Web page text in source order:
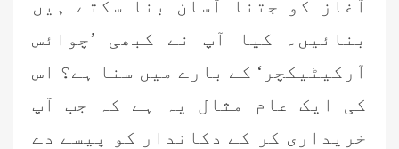
آغاز کو جتنا آسان بنا سکتے ہیں
بنائیں۔ کیا آپ نے کبھی ’چوائس
آرکیٹیکچر‘ کے بارے میں سنا ہے؟ اس
کی ایک عام مثال یہ ہے کہ جب آپ
خریداری کر کے دکاندار کو پیسے دے